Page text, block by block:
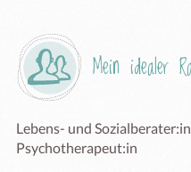
Mein idealer
Lebens- und
Psychotherapeut:in